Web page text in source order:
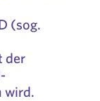
(sog.
der
wird.